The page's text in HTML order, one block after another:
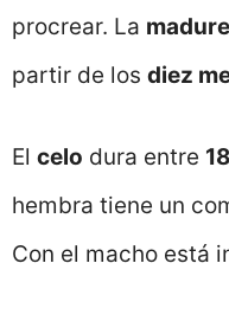
procrear. La
partir de los diez
El celo dura entre
hembra tiene un
Con el macho está